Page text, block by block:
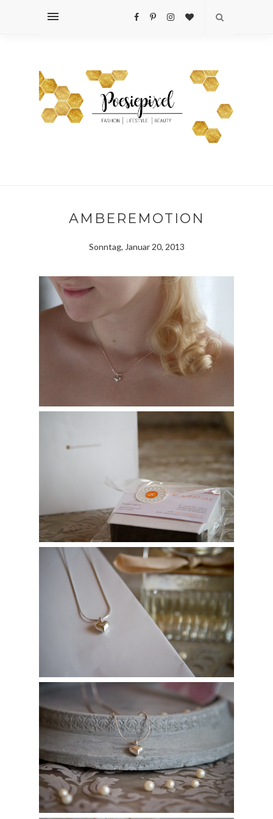
AMBEREMOTION
Sonntag, Januar 20, 2013